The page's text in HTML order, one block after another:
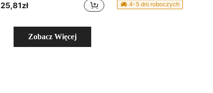
25,81zł
4-5 dni roboczych
Zobacz Więcej